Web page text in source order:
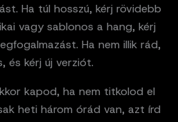
Ha túl hosszú, kérj rövidebb
vagy sablonos a hang, kérj
Ha nem illik rád,
és kérj új verziót.
kapod, ha nem titkolod el
heti három órád van, azt írd